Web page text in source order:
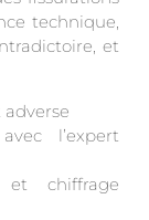
technique,
et
l’expert
et chiffrage